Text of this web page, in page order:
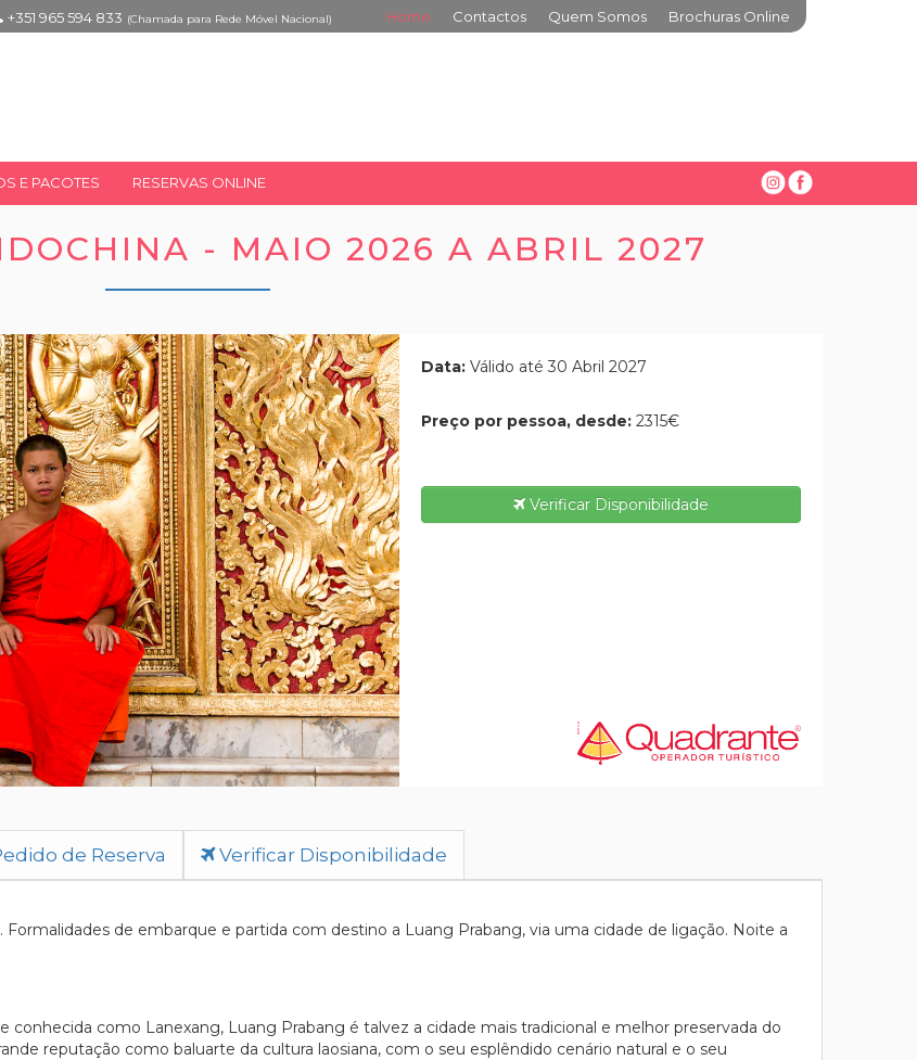
+351 965 594 833 (Chamada para Rede Móvel Nacional) Home Contactos Quem Somos Brochuras Online
E PACOTES RESERVAS ONLINE
- MAIO 2026 A ABRIL 2027
Data: Válido até 30 Abril 2027
Preço por pessoa, desde: 2315€
Verificar Disponibilidade
de Reserva Verificar Disponibilidade
de embarque e partida com destino a Luang Prabang, via uma cidade de ligação. Noite a
como Lanexang, Luang Prabang é talvez a cidade mais tradicional e melhor preservada do
reputação como baluarte da cultura laosiana, com o seu esplêndido cenário natural e o seu